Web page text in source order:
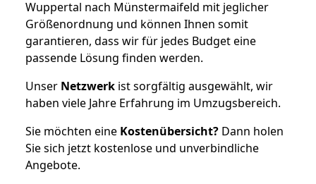
Wuppertal nach Münstermaifeld mit jeglicher
Größenordnung und können Ihnen somit
garantieren, dass wir für jedes Budget eine
passende Lösung finden werden.
Unser Netzwerk ist sorgfältig ausgewählt, wir
haben viele Jahre Erfahrung im Umzugsbereich.
Sie möchten eine Kostenübersicht? Dann holen
Sie sich jetzt kostenlose und unverbindliche
Angebote.